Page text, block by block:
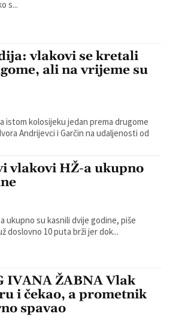
s...
vlakovi se kretali
ali na vrijeme su
istom kolosijeku jedan prema drugome
Andrijevci i Garčin na udaljenosti od
vlakovi HŽ-a ukupno
ukupno su kasnili dvije godine, piše
doslovno 10 puta brži jer dok...
IVANA ŽABNA Vlak
i čekao, a prometnik
spavao